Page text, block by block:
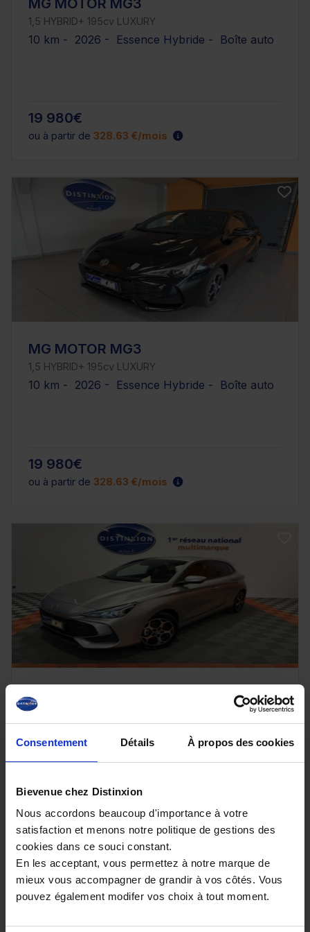
Consentement Détails À propos des cookies
Bievenue chez Distinxion
Nous accordons beaucoup d'importance à votre
satisfaction et menons notre politique de gestions des
cookies dans ce souci constant.
En les acceptant, vous permettez à notre marque de
mieux vous accompagner de grandir à vos côtés. Vous
pouvez également modifer vos choix à tout moment.
1,5 HYBRID+ 195cv LUXURY
10 km - 2026 - Essence Hybride - Boîte auto
19 980€
ou à partir de 328.63 €/mois
MG MOTOR MG3
1,5 HYBRID+ 195cv LUXURY
10 km - 2026 - Essence Hybride - Boîte auto
19 980€
ou à partir de 328.63 €/mois
MG MOTOR MG3
1.5 L Hybrid+ 195 ch Luxury
19 980€
ou à partir de235.98 €/mois
Un crédit vous engage et doit être remboursé.